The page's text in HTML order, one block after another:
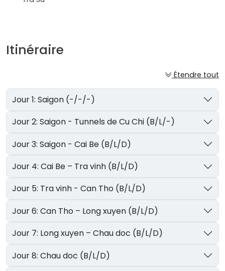
Itinéraire
Étendre tout
Jour 1: Saigon (-/-/-)
Jour 2: Saigon - Tunnels de Cu Chi (B/L/-)
Jour 3: Saigon - Cai Be (B/L/D)
Jour 4: Cai Be – Tra vinh (B/L/D)
Jour 5: Tra vinh - Can Tho (B/L/D)
Jour 6: Can Tho – Long xuyen (B/L/D)
Jour 7: Long xuyen – Chau doc (B/L/D)
Jour 8: Chau doc (B/L/D)